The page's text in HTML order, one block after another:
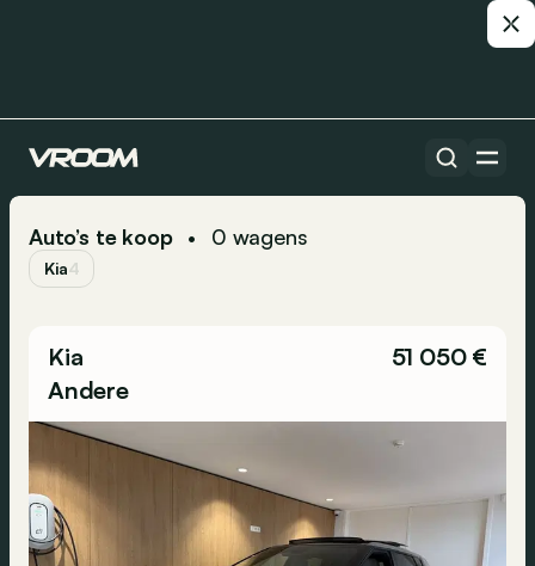
Auto’s te koop • 0 wagens
Kia4
Kia
Andere
51 050 €